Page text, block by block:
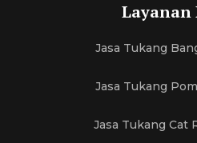
Layanan
Jasa Tukang
Jasa Tukang
Jasa Tukang Cat